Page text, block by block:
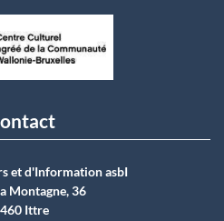
et d'Information asbI
Montagne, 36
Ittre